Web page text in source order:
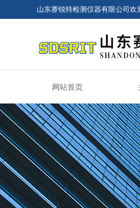
山东赛锐特检测仪器有限公司欢
网站首页